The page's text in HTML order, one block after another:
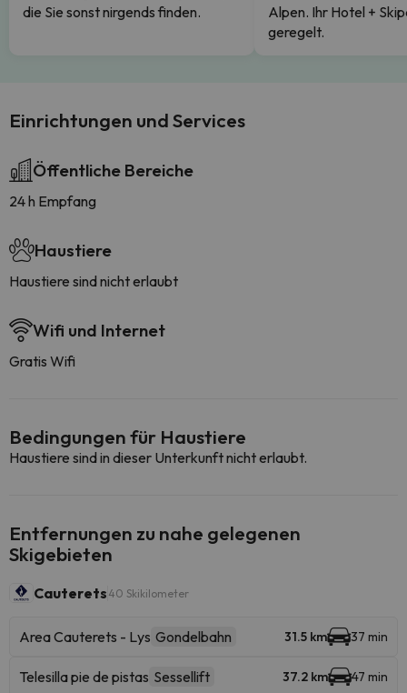
die Sie sonst nirgends finden.
Alpen. Ihr Hotel +
geregelt.
Einrichtungen und Services
Öffentliche Bereiche
24 h Empfang
Haustiere
Haustiere sind nicht erlaubt
Wifi und Internet
Gratis Wifi
Bedingungen für Haustiere
Haustiere sind in dieser Unterkunft nicht erlaubt.
Entfernungen zu nahe gelegenen
Skigebieten
Cauterets 40 Skikilometer
Area Cauterets - Lys Gondelbahn 31.5 km 37 min
Telesilla pie de pistas Sessellift 37.2 km 47 min